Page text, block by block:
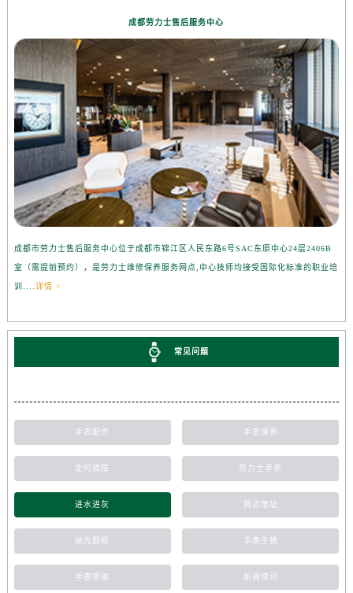
成都劳力士售后服务中心
成都市劳力士售后服务中心位于成都市锦江区人民东路6号SAC东原中心24层2406B
室（需提前预约），是劳力士维修保养服务网点,中心技师均接受国际化标准的职业培
训....详情 >
常见问题
手表配件 手表保养
走时故障 劳力士手表
进水进灰 网点地址
抛光翻新 手表生锈
手表受磁 新闻资讯